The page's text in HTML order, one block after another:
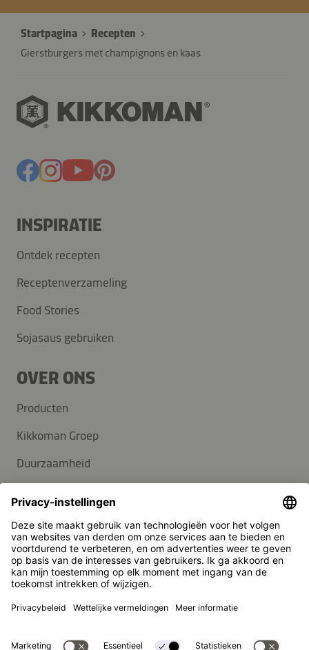
Startpagina
Recepten
Gierstburgers met champignons en kaas
INSPIRATIE
Ontdek recepten
Receptenverzameling
Food Stories
Sojasaus gebruiken
OVER ONS
Producten
Kikkoman Groep
Duurzaamheid
KLANTENSERVICE
Veelgestelde vragen
Contact
Nieuwsbrief
Pers